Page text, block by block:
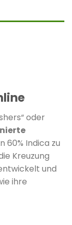
oder
60% Indica zu
Kreuzung
und
ihre